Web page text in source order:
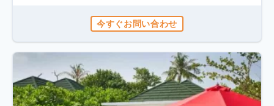
今すぐお問い合わせ